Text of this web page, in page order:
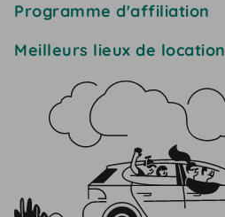
Programme d'affiliation
Meilleurs lieux de location